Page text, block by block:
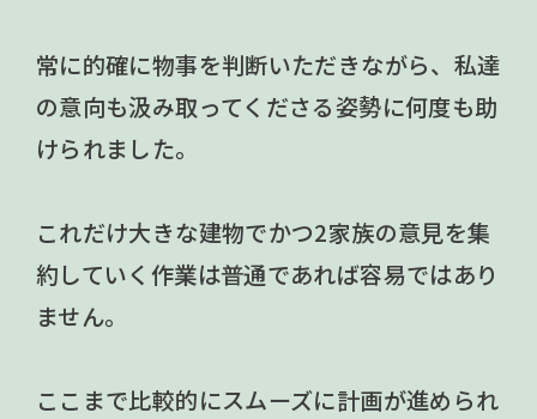
常に的確に物事を判断いただきながら、私達
の意向も汲み取ってくださる姿勢に何度も助
けられました。
これだけ大きな建物でかつ2家族の意見を集
約していく作業は普通であれば容易ではあり
ません。
ここまで比較的にスムーズに計画が進められ